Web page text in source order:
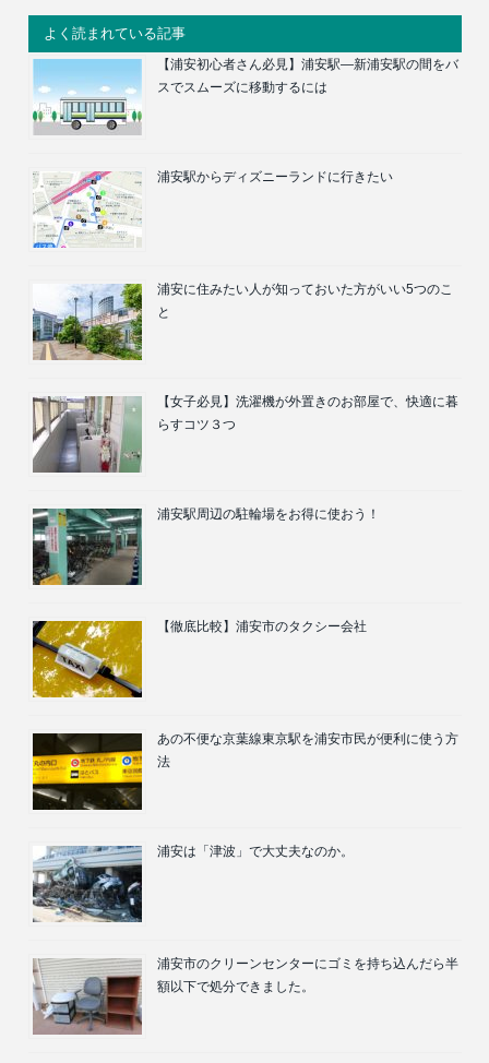
よく読まれている記事
【浦安初心者さん必見】浦安駅―新浦安駅の間をバ
スでスムーズに移動するには
浦安駅からディズニーランドに行きたい
浦安に住みたい人が知っておいた方がいい5つのこ
と
【女子必見】洗濯機が外置きのお部屋で、快適に暮
らすコツ３つ
浦安駅周辺の駐輪場をお得に使おう！
【徹底比較】浦安市のタクシー会社
あの不便な京葉線東京駅を浦安市民が便利に使う方
法
浦安は「津波」で大丈夫なのか。
浦安市のクリーンセンターにゴミを持ち込んだら半
額以下で処分できました。